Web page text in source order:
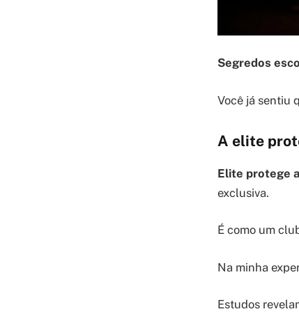
Segredos
Você já sentiu
A elite
Elite protege
exclusiva.
É como um
Na minha
Estudos